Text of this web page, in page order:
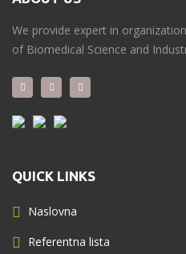
We provide expert in
of Biomedical Science and
QUICK LINKS
Naslovna
Referentna lista